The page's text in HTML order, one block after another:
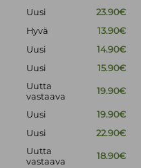
Uusi
23.90€
Hyvä
13.90€
Uusi
14.90€
Uusi 15.90€
Uutta
vastaava
19.90€
Uusi
19.90€
Uusi 22.90€
Uutta
vastaava
18.90€